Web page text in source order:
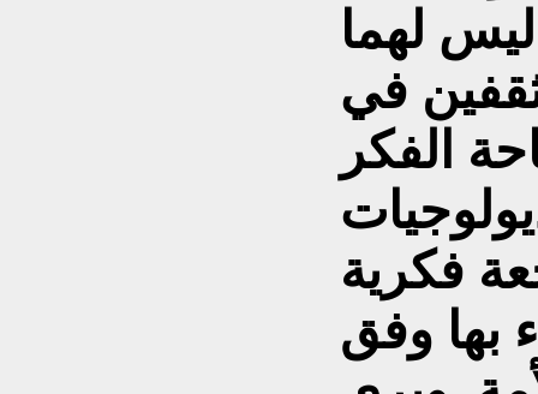
لهما
في
فكرية
بها وفق